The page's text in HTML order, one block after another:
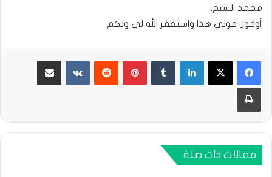
محمد الشيخ.
أوقول قولي هذا واستغفر الله لي ولكم
لينكدإن بينتيريست مشاركة عبر البريد
طباعة
مقالات ذات صلة